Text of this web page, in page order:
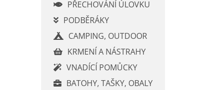
PŘECHOVÁNÍ ÚLOVKU
PODBĚRÁKY
CAMPING, OUTDOOR
KRMENÍ A NÁSTRAHY
VNADÍCÍ POMŮCKY
BATOHY, TAŠKY, OBALY